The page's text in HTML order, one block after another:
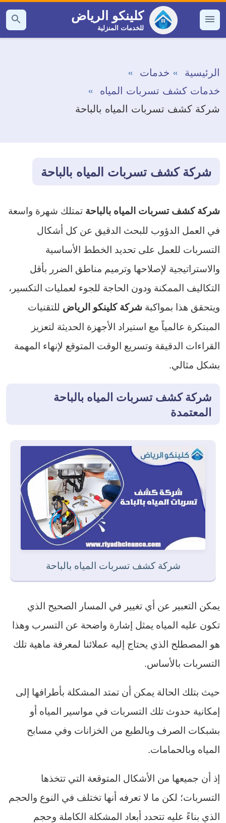
التجاوز
إلى القائمة
كلينكو الرياض
للخدمات المنزلية
بحث
عن
الرئيسية
خدمات
خدمات كشف تسربات المياه
شركة كشف تسربات المياه بالباحة
شركة كشف تسربات المياه بالباحة
شركة كشف تسربات المياه بالباحة تمتلك شهرة واسعة
في العمل الدؤوب للبحث الدقيق عن كل أشكال
التسربات للعمل على تحديد الخطط الأساسية
والاستراتيجية لإصلاحها وترميم مناطق الضرر بأقل
التكاليف الممكنة ودون الحاجة للجوء لعمليات التكسير،
ويتحقق هذا بمواكبة شركة كلينكو الرياض للتقنيات
المبتكرة عالمياً مع استيراد الأجهزة الحديثة لتعزيز
القراءات الدقيقة وتسريع الوقت المتوقع لإنهاء المهمة
بشكل مثالي.
شركة كشف تسربات المياه بالباحة
المعتمدة
شركة كشف تسربات المياه بالباحة
يمكن التعبير عن أي تغيير في المسار الصحيح الذي
تكون عليه المياه يمثل إشارة واضحة عن التسرب وهذا
هو المصطلح الذي يحتاج إليه عملائنا لمعرفة ماهية تلك
التسربات بالأساس.
حيث بتلك الحالة يمكن أن تمتد المشكلة بأطرافها إلى
إمكانية حدوث تلك التسربات في مواسير المياه أو
بشبكات الصرف وبالطبع من الخزانات وفي مسابح
المياه وبالحمامات.
إذ أن جميعها من الأشكال المتوقعة التي تتخذها
التسربات؛ لكن ما لا تعرفه أنها تختلف في النوع والحجم
الذي بناءً عليه تتحدد أبعاد المشكلة الكاملة وحجم